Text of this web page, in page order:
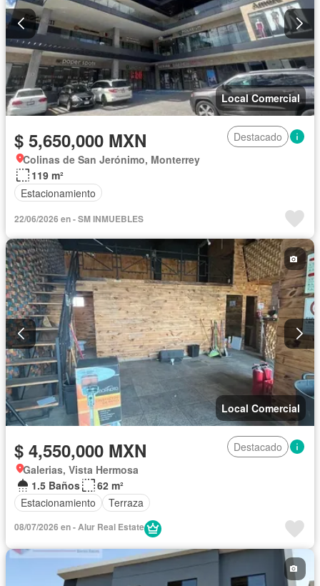
Local Comercial
$ 5,650,000 MXN
Destacado
Colinas de San Jerónimo, Monterrey
119 m²
Estacionamiento
22/06/2026 en - SM INMUEBLES
Local Comercial
$ 4,550,000 MXN
Destacado
Galerias, Vista Hermosa
1.5 Baños
62 m²
Estacionamiento
Terraza
08/07/2026 en - Alur Real Estate